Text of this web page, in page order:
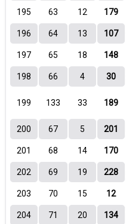
195
63 12 179
196
64 13 107
197
65 18 148
198
66 4 30
199 133 33 189
200
67 5 201
201
68 14 170
202
69 19 228
203
70 15 12
204
71 20 134